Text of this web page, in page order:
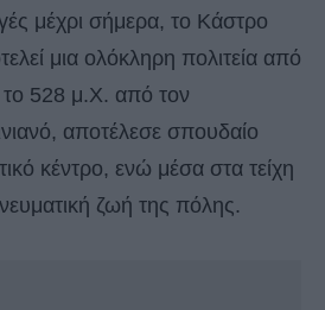
μέχρι σήμερα, το Κάστρο
μια ολόκληρη πολιτεία από
το 528 μ.Χ. από τον
αποτέλεσε σπουδαίο
κέντρο, ενώ μέσα στα τείχη
ζωή της πόλης.